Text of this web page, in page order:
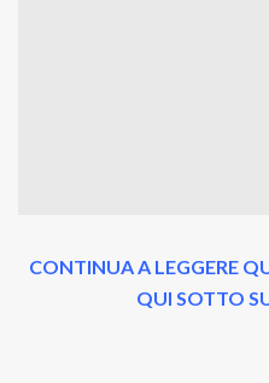
CONTINUA A LEGGERE
QUI SOTTO